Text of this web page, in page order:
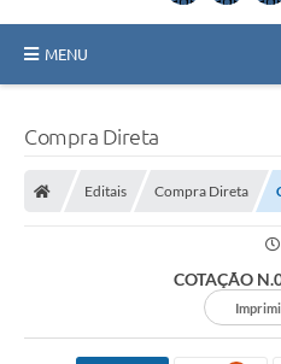
MENU
Compra Direta
Editais Compra Direta
COTAÇÃO